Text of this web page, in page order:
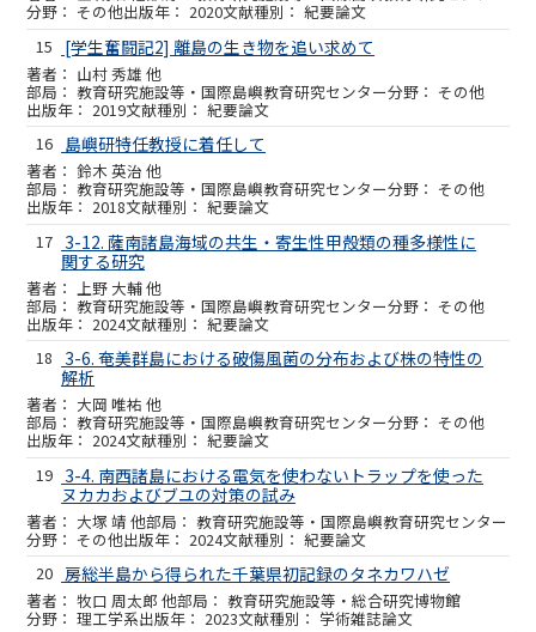
その他 2020
紀要論文
15
[学生奮闘記2] 離島の生き物を追い求めて
山村 秀雄 他
教育研究施設等・国際島嶼教育研究センター その他
2019
紀要論文
16 島嶼研特任教授に着任して
鈴木 英治 他
教育研究施設等・国際島嶼教育研究センター その他
2018
紀要論文
17 3-12. 薩南諸島海域の共生・寄生性甲殻類の種多様性に
関する研究
上野 大輔 他
教育研究施設等・国際島嶼教育研究センター その他
2024
紀要論文
18 3-6. 奄美群島における破傷風菌の分布および株の特性の
解析
大岡 唯祐 他
教育研究施設等・国際島嶼教育研究センター その他
2024
紀要論文
19 3-4. 南西諸島における電気を使わないトラップを使った
ヌカカおよびブユの対策の試み
大塚 靖 他 教育研究施設等・国際島嶼教育研究センター
その他 2024
紀要論文
20 房総半島から得られた千葉県初記録のタネカワハゼ
牧口 周太郎 他 教育研究施設等・総合研究博物館
理工学系 2023 学術雑誌論文